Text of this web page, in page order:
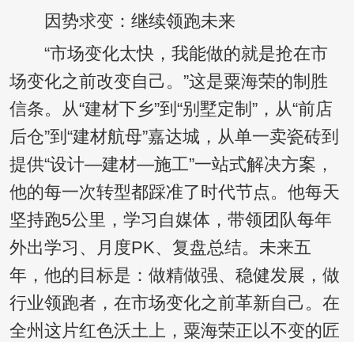
因势求变：继续领跑未来
“市场变化太快，我能做的就是抢在市
场变化之前改变自己。”这是粟海荣的制胜
信条。从“建材下乡”到“别墅定制”，从“前店
后仓”到“建材航母”嘉达城，从单一卖瓷砖到
提供“设计—建材—施工”一站式解决方案，
他的每一次转型都踩准了时代节点。他每天
坚持跑5公里，学习自媒体，带领团队每年
外出学习、月度PK、复盘总结。未来五
年，他的目标是：做精做强、稳健发展，做
行业领跑者，在市场变化之前革新自己。在
全州这片红色沃土上，粟海荣正以不变的匠